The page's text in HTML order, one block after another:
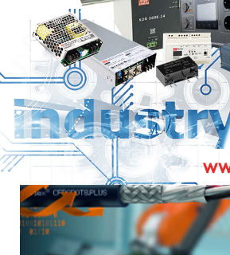
ABB Robotics y NVIDIA publican un
el impacto transformador de la IA
fabricación
10 DE AGOSTO DE 2026